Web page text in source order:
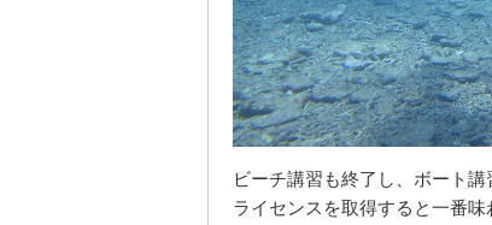
ビーチ講習も終了し、ボート講
ライセンスを取得すると一番